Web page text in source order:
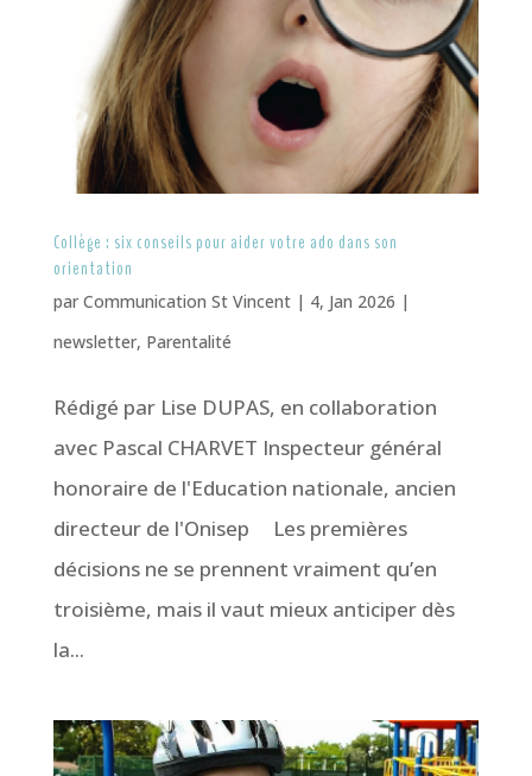
Collège : six conseils pour aider votre ado dans son
orientation
par Communication St Vincent| 4, Jan 2026 |
newsletter, Parentalité
Rédigé par Lise DUPAS, en collaboration
avec Pascal CHARVET Inspecteur général
honoraire de l'Education nationale, ancien
directeur de l'Onisep Les premières
décisions ne se prennent vraiment qu’en
troisième, mais il vaut mieux anticiper dès
la...